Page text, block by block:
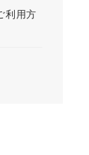
利用方